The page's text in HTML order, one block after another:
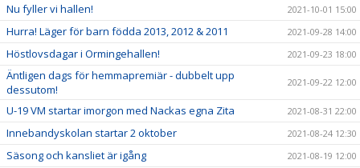
Nu fyller vi hallen! 2021-10-01 15:00
Hurra! Läger för barn födda 2013, 2012 & 2011 2021-09-28 14:00
Höstlovsdagar i Ormingehallen! 2021-09-23 18:00
Äntligen dags för hemmapremiär - dubbelt upp
dessutom!
2021-09-22 12:00
U-19 VM startar imorgon med Nackas egna Zita 2021-08-31 22:00
Innebandyskolan startar 2 oktober 2021-08-24 12:30
Säsong och kansliet är igång 2021-08-19 12:00